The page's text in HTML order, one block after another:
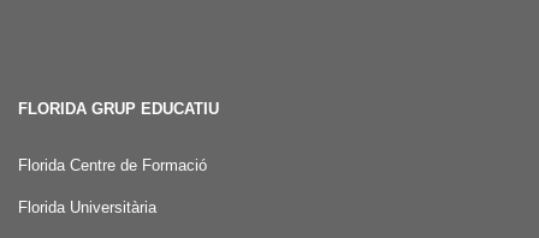
FLORIDA GRUP EDUCATIU
Florida Centre de Formació
Florida Universitària